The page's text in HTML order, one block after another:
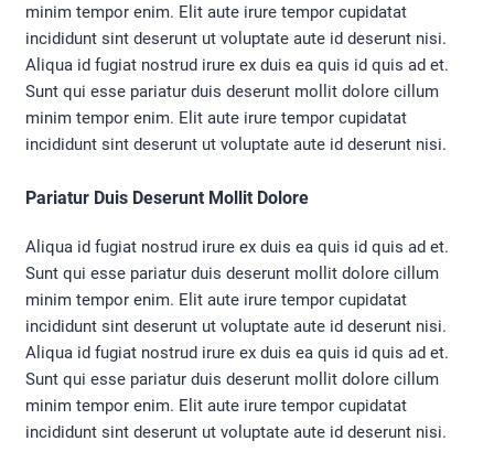
minim tempor enim. Elit aute irure tempor cupidatat
incididunt sint deserunt ut voluptate aute id deserunt nisi.
Aliqua id fugiat nostrud irure ex duis ea quis id quis ad et.
Sunt qui esse pariatur duis deserunt mollit dolore cillum
minim tempor enim. Elit aute irure tempor cupidatat
incididunt sint deserunt ut voluptate aute id deserunt nisi.
Pariatur Duis Deserunt Mollit Dolore
Aliqua id fugiat nostrud irure ex duis ea quis id quis ad et.
Sunt qui esse pariatur duis deserunt mollit dolore cillum
minim tempor enim. Elit aute irure tempor cupidatat
incididunt sint deserunt ut voluptate aute id deserunt nisi.
Aliqua id fugiat nostrud irure ex duis ea quis id quis ad et.
Sunt qui esse pariatur duis deserunt mollit dolore cillum
minim tempor enim. Elit aute irure tempor cupidatat
incididunt sint deserunt ut voluptate aute id deserunt nisi.